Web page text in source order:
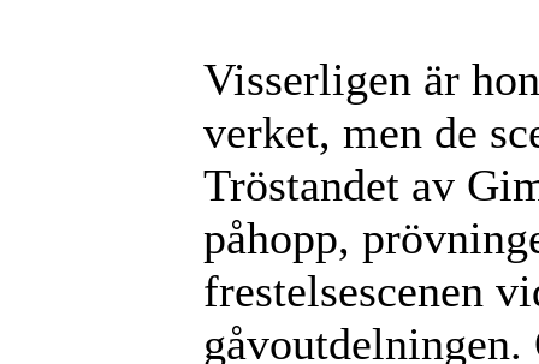
Visserligen är
verket, men de
Tröstandet av
påhopp,
frestelsescenen